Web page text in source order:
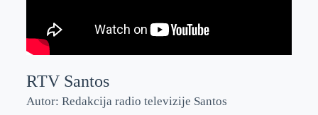
RTV Santos
Autor: Redakcija radio televizije Santos